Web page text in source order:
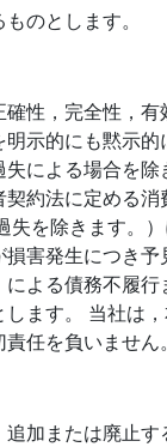
のとします。
性，完全性，
示的にも黙示
による場合を
約法に定める
を除きます。
害発生につき
よる債務不履
ます。 当社は
任を負いません。
加または廃止